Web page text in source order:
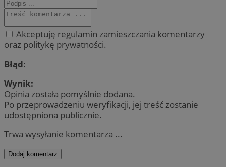
Akceptuję regulamin zamieszczania komentarzy
oraz politykę prywatności.
Błąd:
Wynik:
Opinia została pomyślnie dodana.
Po przeprowadzeniu weryfikacji, jej treść zostanie
udostępniona publicznie.
Trwa wysyłanie komentarza ...
Dodaj komentarz